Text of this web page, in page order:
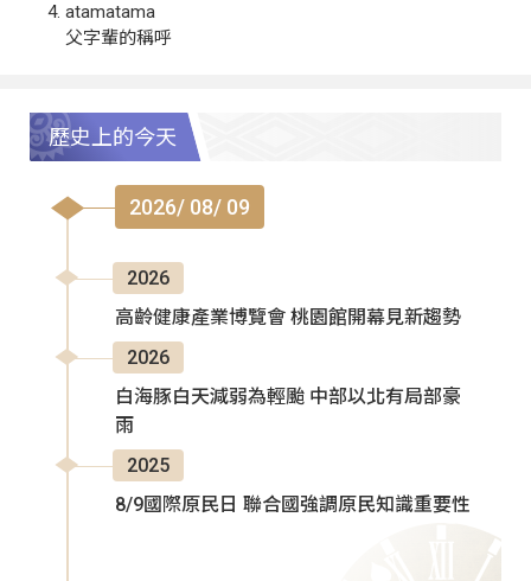
atamatama
父字輩的稱呼
歷史上的今天
2026/ 08/ 09
2026
高齡健康產業博覽會 桃園館開幕見新趨勢
2026
白海豚白天減弱為輕颱 中部以北有局部豪
雨
2025
8/9國際原民日 聯合國強調原民知識重要性